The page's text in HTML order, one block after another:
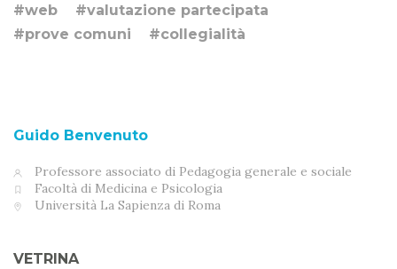
#web
#valutazione partecipata
#prove comuni
#collegialità
Guido Benvenuto
Professore associato di Pedagogia generale e sociale
Facoltà di Medicina e Psicologia
Università La Sapienza di Roma
VETRINA